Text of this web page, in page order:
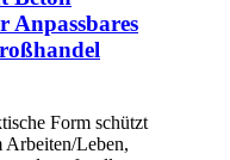
Anpassbares
Form schützt
Arbeiten/Leben,